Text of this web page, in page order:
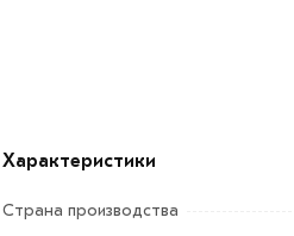
Характеристики
Страна производства